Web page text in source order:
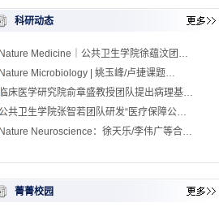
科研动态
Nature Medicine｜公共卫生学院徐蕴汶团…
Nature Microbiology | 姚玉峰/卢捷课题…
临床医学研究院俞章盛教授团队提出病理基…
共卫生学院张智若团队研发“医疗保障公…
Nature Neuroscience：徐天乐/李伟广等合…
菁菁校园